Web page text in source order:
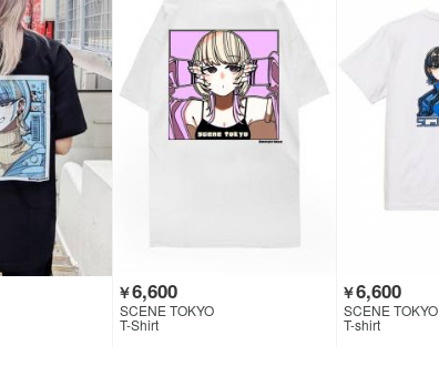
￥6,600
SCENE TOKYO
T-Shirt
￥6,600
SCENE TOKYO
T-shirt